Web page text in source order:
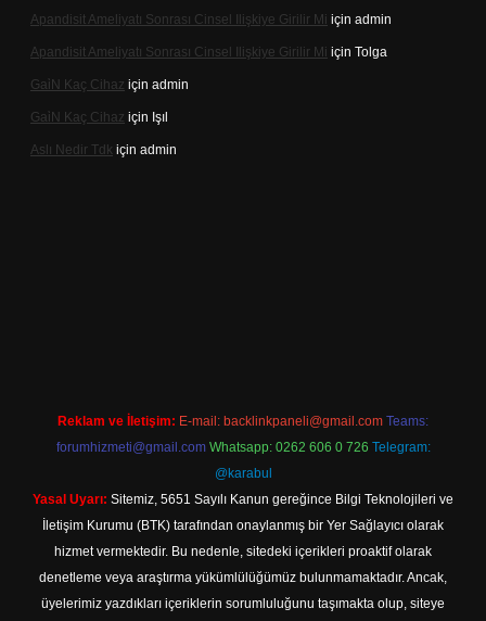
Apandisit Ameliyatı Sonrası Cinsel Ilişkiye Girilir Mi için admin
Apandisit Ameliyatı Sonrası Cinsel Ilişkiye Girilir Mi için Tolga
Gai̇N Kaç Cihaz için admin
Gai̇N Kaç Cihaz için Işıl
Aslı Nedir Tdk için admin
Reklam ve İletişim: E-mail: backlinkpaneli@gmail.com Teams:
forumhizmeti@gmail.com Whatsapp: 0262 606 0 726 Telegram:
@karabul
Yasal Uyarı: Sitemiz, 5651 Sayılı Kanun gereğince Bilgi Teknolojileri ve
İletişim Kurumu (BTK) tarafından onaylanmış bir Yer Sağlayıcı olarak
hizmet vermektedir. Bu nedenle, sitedeki içerikleri proaktif olarak
denetleme veya araştırma yükümlülüğümüz bulunmamaktadır. Ancak,
üyelerimiz yazdıkları içeriklerin sorumluluğunu taşımakta olup, siteye